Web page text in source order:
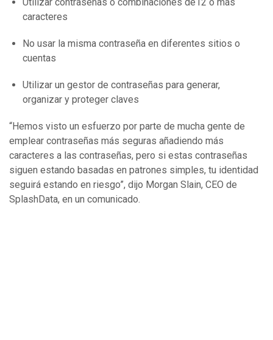
Utilizar contraseñas o combinaciones de12 o más
caracteres
No usar la misma contraseña en diferentes sitios o
cuentas
Utilizar un gestor de contraseñas para generar,
organizar y proteger claves
“Hemos visto un esfuerzo por parte de mucha gente de
emplear contraseñas más seguras añadiendo más
caracteres a las contraseñas, pero si estas contraseñas
siguen estando basadas en patrones simples, tu identidad
seguirá estando en riesgo”, dijo Morgan Slain, CEO de
SplashData, en un comunicado.